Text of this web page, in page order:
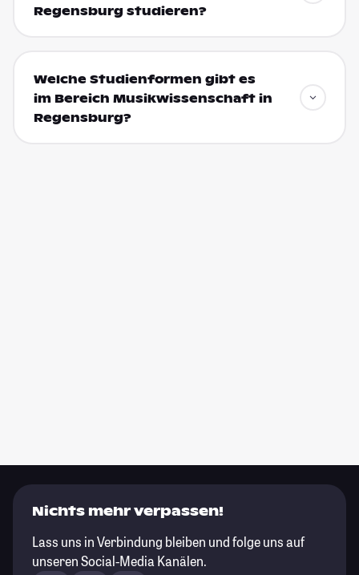
Regensburg studieren?
Welche Studienformen gibt es
im Bereich Musikwissenschaft in
Regensburg?
Nichts mehr verpassen!
Lass uns in Verbindung bleiben und folge uns auf
unseren Social-Media Kanälen.